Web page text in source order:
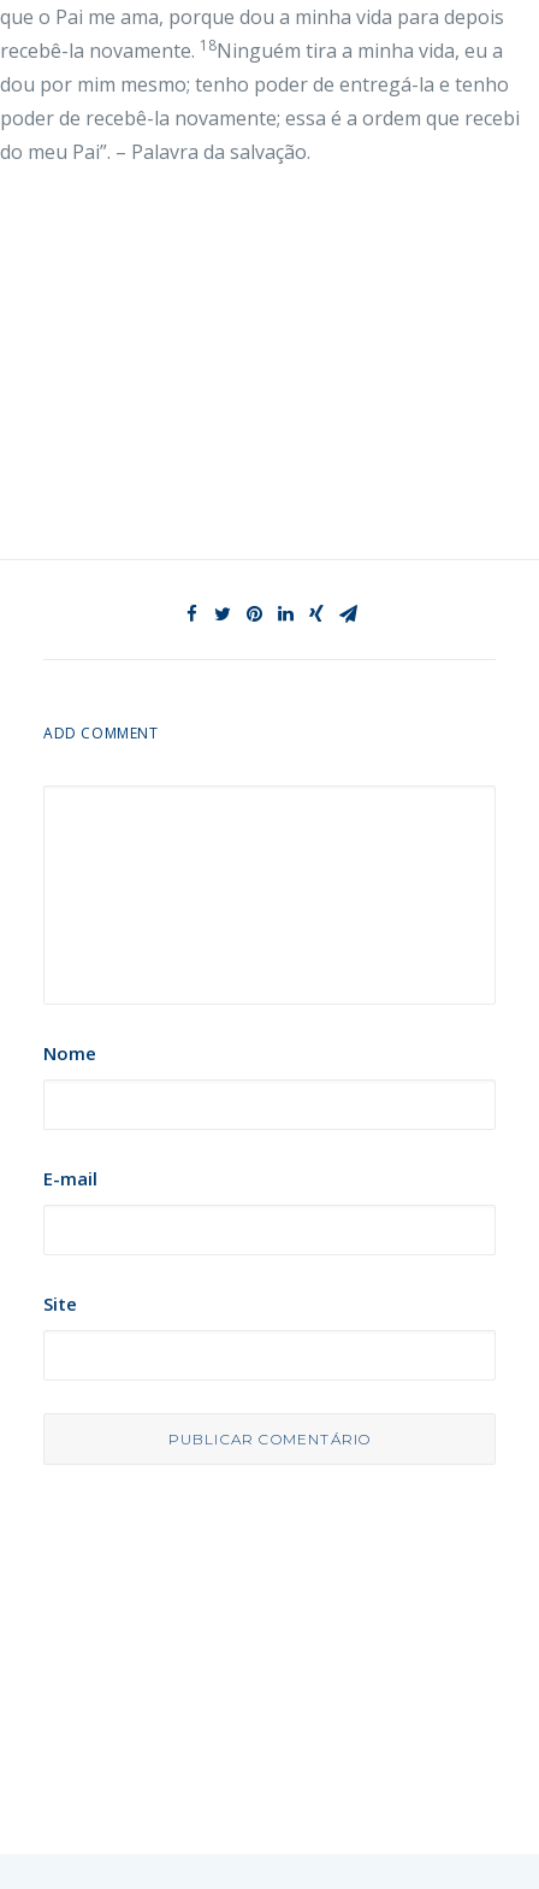
que o Pai me ama, porque dou a minha vida para depois
recebê-la novamente. 18Ninguém tira a minha vida, eu a
dou por mim mesmo; tenho poder de entregá-la e tenho
poder de recebê-la novamente; essa é a ordem que recebi
do meu Pai”. – Palavra da salvação.
ADD COMMENT
Nome
E-mail
Site